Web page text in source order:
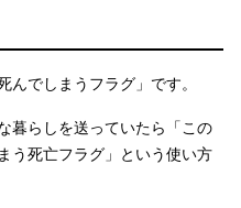
でしまうフラグ」です。
暮らしを送っていたら「この
う死亡フラグ」という使い方